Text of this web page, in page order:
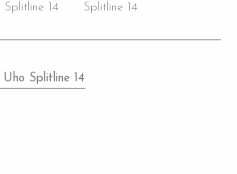
Splitline 14
Splitline 14
Uho Splitline 14